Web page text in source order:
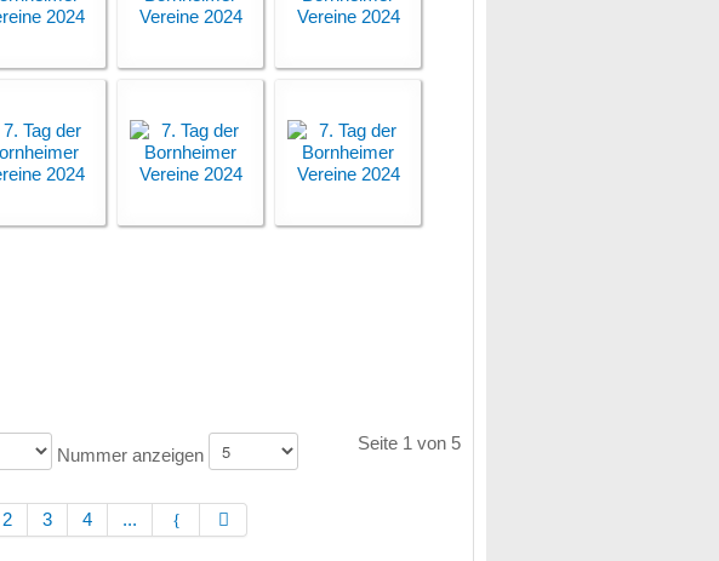
Nummer anzeigen
Seite 1 von 5
2 3 4 ...